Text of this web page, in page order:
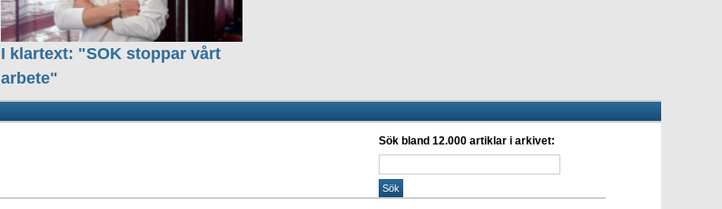
I klartext: "SOK stoppar vårt
arbete"
Sök bland 12.000 artiklar i arkivet: